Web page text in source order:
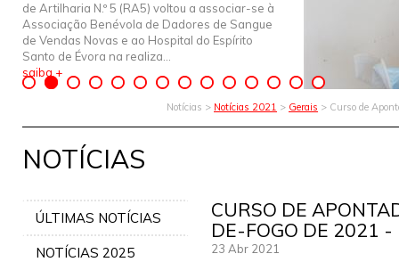
de Artilharia N.º 5 (RA5) voltou a associar-se à
Associação Benévola de Dadores de Sangue
de Vendas Novas e ao Hospital do Espírito
Santo de Évora na realiza...
saiba +
Notícias > Notícias 2021 > Gerais > Curso de
NOTÍCIAS
ÚLTIMAS NOTÍCIAS
NOTÍCIAS 2025
CURSO DE
DE-FOGO DE 2021 -
23 Abr 2021